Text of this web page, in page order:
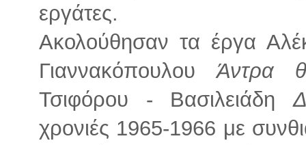
εργάτες.
Ακολούθησαν τα έργα
ΓιαννακόπουλουΆντρα
Τσιφόρου - Βασιλειάδη
χρονιές 1965-1966 με